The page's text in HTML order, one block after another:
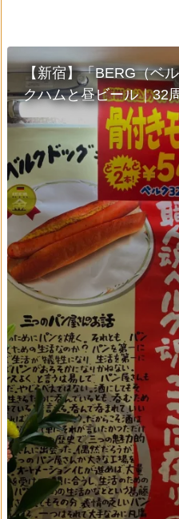
【新宿】「BERG（ベ
クハムと昼ビール｜32